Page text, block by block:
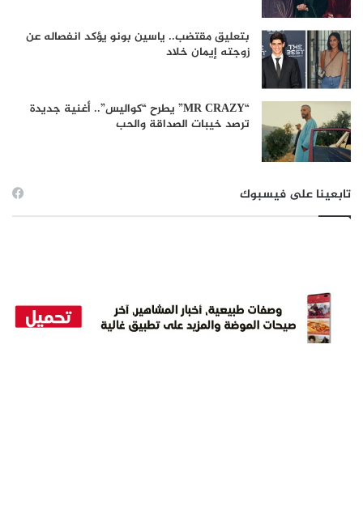
بتعليق مقتضب.. ياسين بونو يؤكد انفصاله عن
زوجته إيمان خلاد
“MR CRAZY” يطرح “كواليس”.. أغنية جديدة
ترصد خيبات الصداقة والحب
تابعينا على فيسبوك